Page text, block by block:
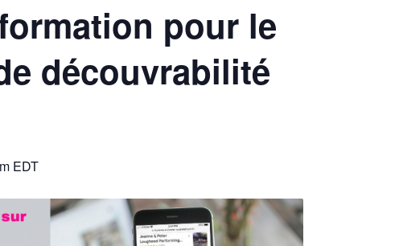
pour le
découvrabilité
EDT